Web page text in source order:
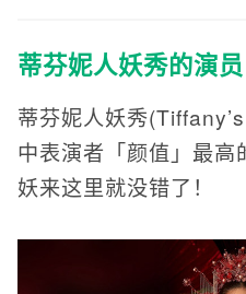
蒂芬妮人妖秀的演员
蒂芬妮人妖秀
中表演者「颜值」最高
妖来这里就没错了！